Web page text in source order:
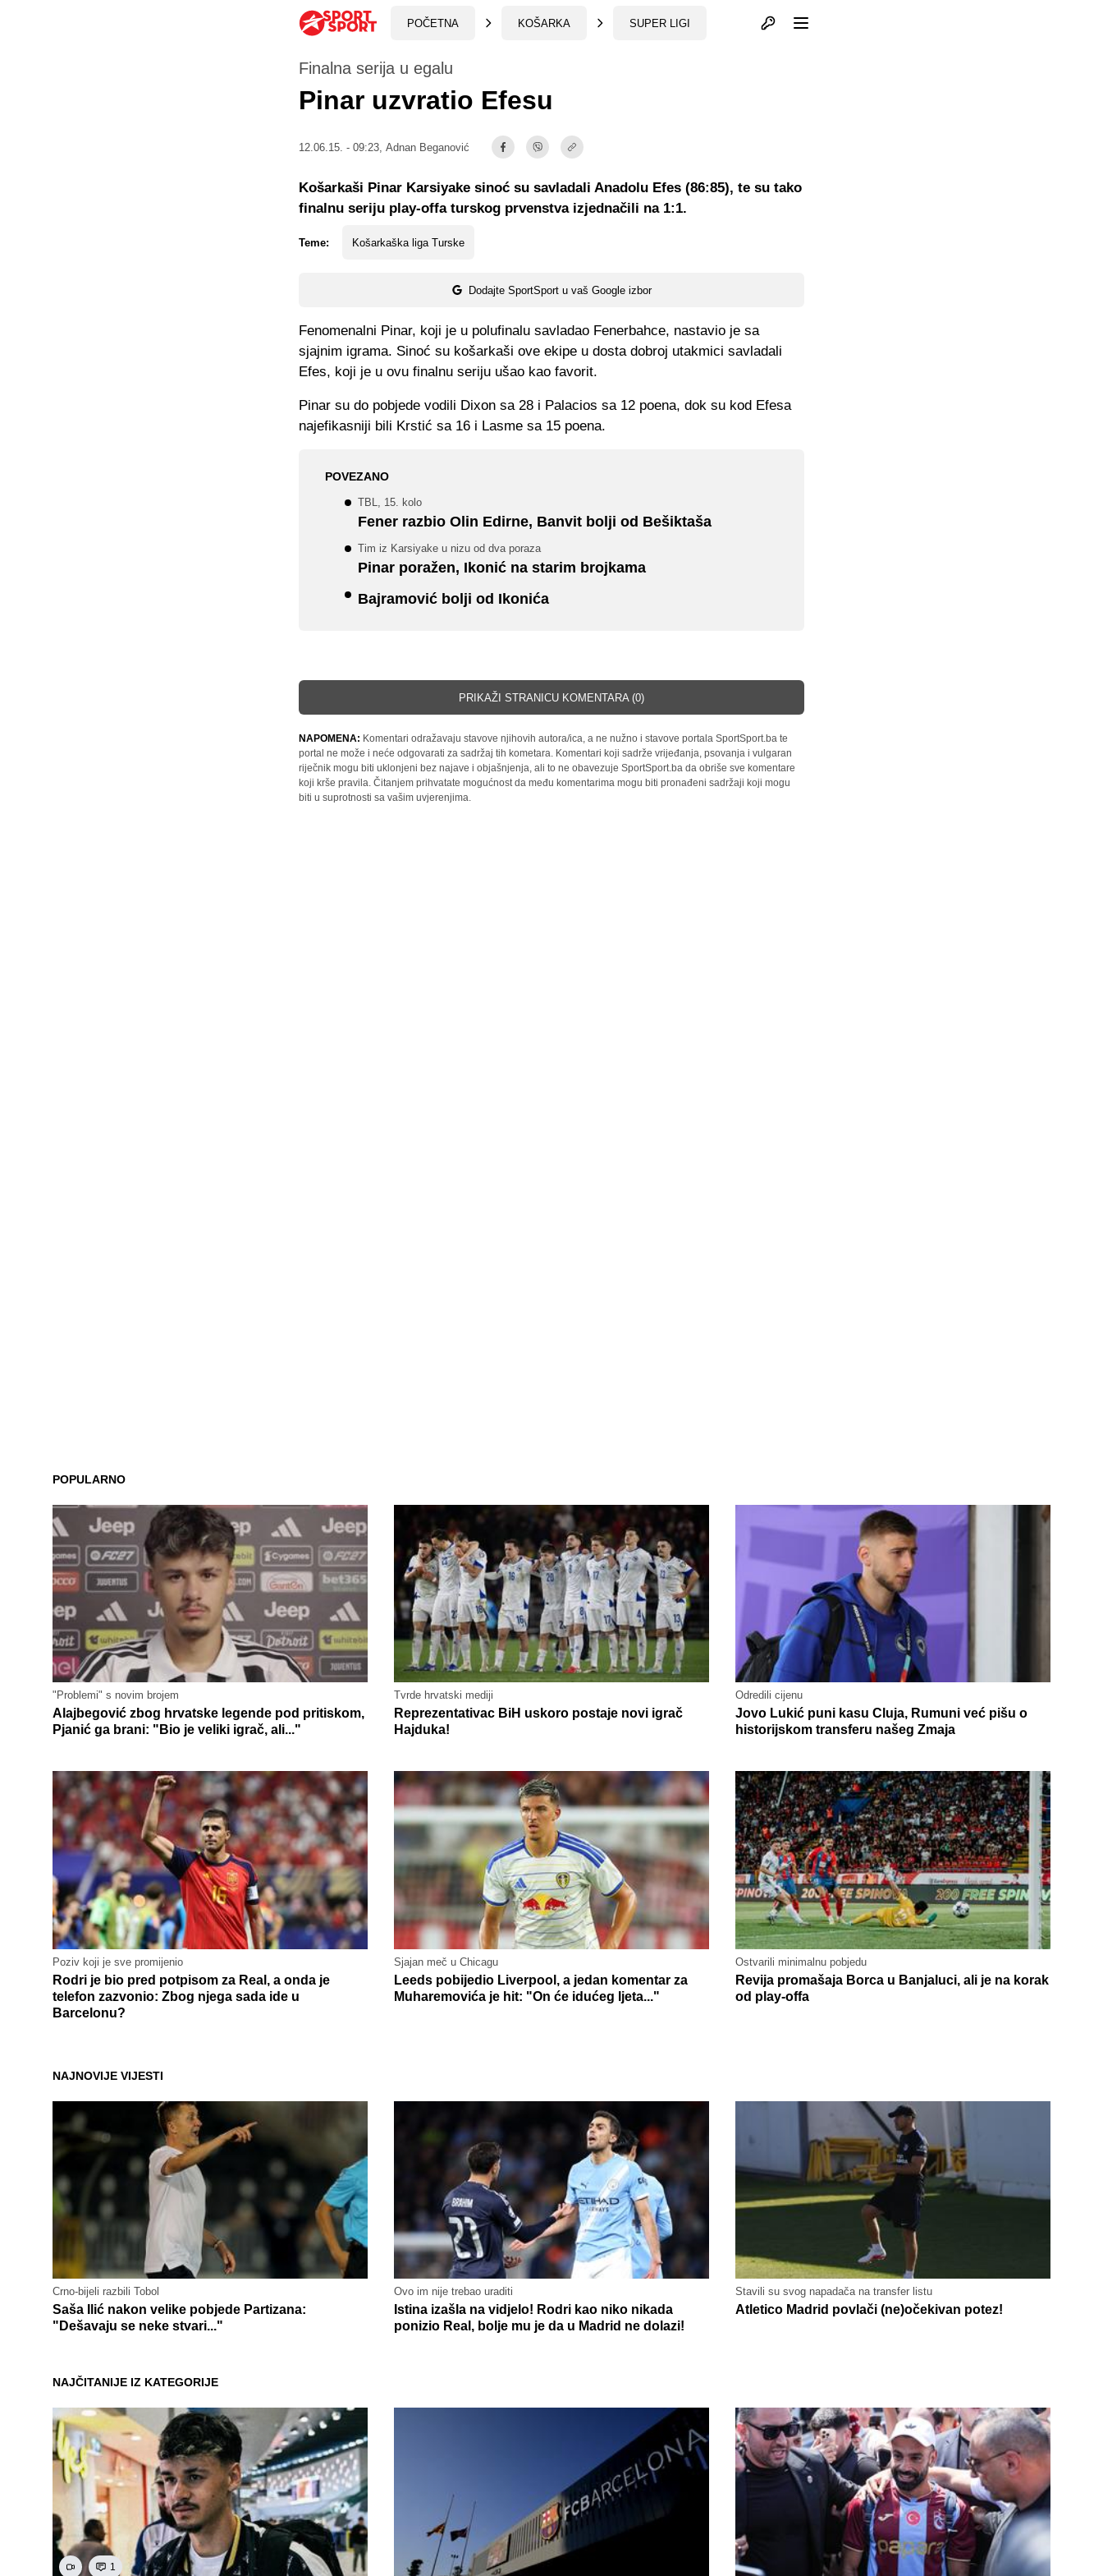
POČETNA KOŠARKA SUPER LIGI Otvori profil
Finalna serija u egalu
Pinar uzvratio Efesu
12.06.15. - 09:23, Adnan Beganović
Teme: Košarkaška liga Turske
Dodajte SportSport u vaš Google izbor
Košarkaši Pinar Karsiyake sinoć su savladali Anadolu Efes (86:85), te su tako
finalnu seriju play-offa turskog prvenstva izjednačili na 1:1.
Fenomenalni Pinar, koji je u polufinalu savladao Fenerbahce, nastavio je sa
sjajnim igrama. Sinoć su košarkaši ove ekipe u dosta dobroj utakmici savladali
Efes, koji je u ovu finalnu seriju ušao kao favorit.
Pinar su do pobjede vodili Dixon sa 28 i Palacios sa 12 poena, dok su kod Efesa
najefikasniji bili Krstić sa 16 i Lasme sa 15 poena.
POVEZANO
TBL, 15. kolo
Fener razbio Olin Edirne, Banvit bolji od Bešiktaša
Tim iz Karsiyake u nizu od dva poraza
Pinar poražen, Ikonić na starim brojkama
Bajramović bolji od Ikonića
PRIKAŽI STRANICU KOMENTARA (0)
NAPOMENA: Komentari odražavaju stavove njihovih autora/ica, a ne nužno i stavove portala SportSport.ba te
portal ne može i neće odgovarati za sadržaj tih kometara. Komentari koji sadrže vrijeđanja, psovanja i vulgaran
riječnik mogu biti uklonjeni bez najave i objašnjenja, ali to ne obavezuje SportSport.ba da obriše sve komentare
koji krše pravila. Čitanjem prihvatate mogućnost da među komentarima mogu biti pronađeni sadržaji koji mogu
biti u suprotnosti sa vašim uvjerenjima.
POPULARNO
"Problemi" s novim brojem
Alajbegović zbog hrvatske legende pod pritiskom,
Pjanić ga brani: "Bio je veliki igrač, ali..."
Tvrde hrvatski mediji
Reprezentativac BiH uskoro postaje novi igrač
Hajduka!
Odredili cijenu
Jovo Lukić puni kasu Cluja, Rumuni već pišu o
historijskom transferu našeg Zmaja
Poziv koji je sve promijenio
Rodri je bio pred potpisom za Real, a onda je
telefon zazvonio: Zbog njega sada ide u
Barcelonu?
Sjajan meč u Chicagu
Leeds pobijedio Liverpool, a jedan komentar za
Muharemovića je hit: "On će idućeg ljeta..."
Ostvarili minimalnu pobjedu
Revija promašaja Borca u Banjaluci, ali je na korak
od play-offa
NAJNOVIJE VIJESTI
Crno-bijeli razbili Tobol
Saša Ilić nakon velike pobjede Partizana:
"Dešavaju se neke stvari..."
Ovo im nije trebao uraditi
Istina izašla na vidjelo! Rodri kao niko nikada
ponizio Real, bolje mu je da u Madrid ne dolazi!
Stavili su svog napadača na transfer listu
Atletico Madrid povlači (ne)očekivan potez!
NAJČITANIJE IZ KATEGORIJE
1